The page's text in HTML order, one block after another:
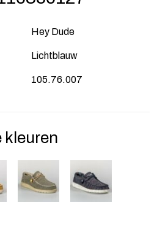
Hey Dude
Lichtblauw
105.76.007
kleuren